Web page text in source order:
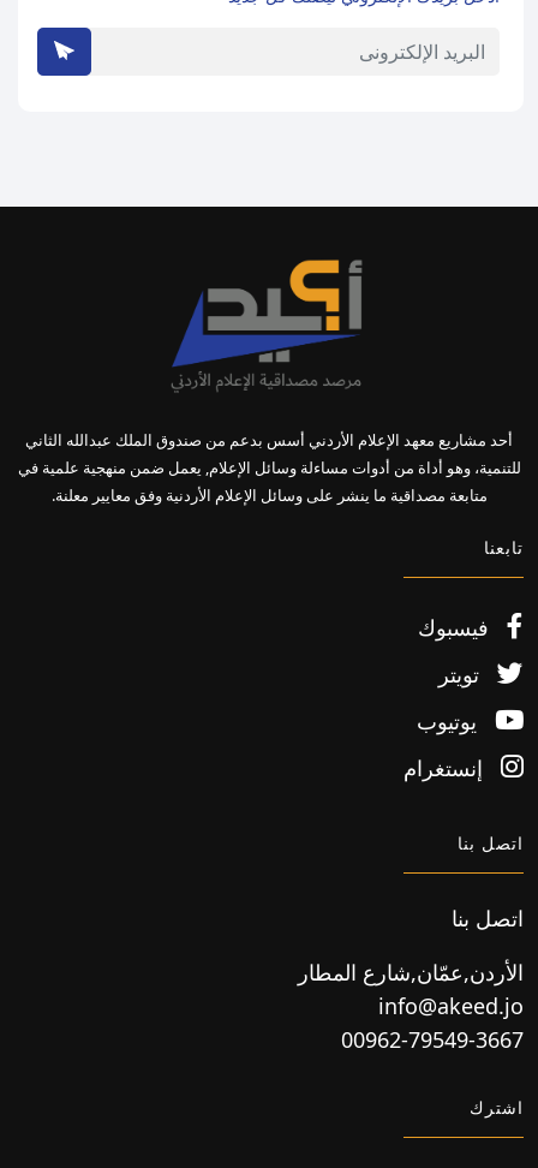
أحد مشاريع معهد الإعلام الأردني أسس بدعم من صندوق الملك عبدالله الثاني
للتنمية، وهو أداة من أدوات مساءلة وسائل الإعلام, يعمل ضمن منهجية علمية في
متابعة مصداقية ما ينشر على وسائل الإعلام الأردنية وفق معايير معلنة.
تابعنا
فيسبوك
تويتر
يوتيوب
إنستغرام
اتصل بنا
اتصل بنا
الأردن,عمّان,شارع المطار
info@akeed.jo
00962-79549-3667
اشترك